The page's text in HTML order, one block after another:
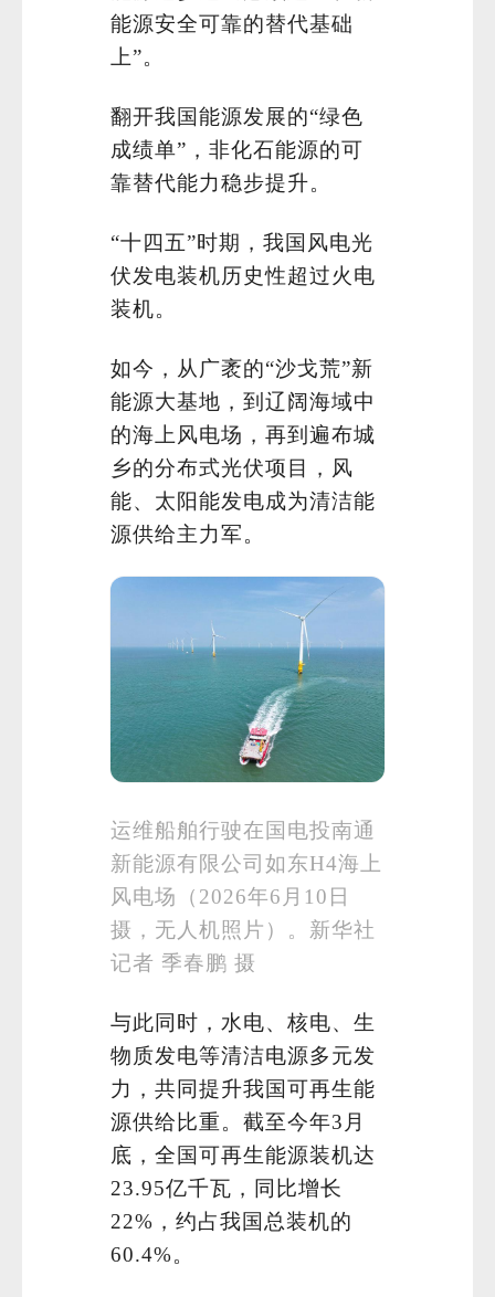
能源安全可靠的替代基础
上”。
翻开我国能源发展的“绿色
成绩单”，非化石能源的可
靠替代能力稳步提升。
“十四五”时期，我国风电光
伏发电装机历史性超过火电
装机。
如今，从广袤的“沙戈荒”新
能源大基地，到辽阔海域中
的海上风电场，再到遍布城
乡的分布式光伏项目，风
能、太阳能发电成为清洁能
源供给主力军。
运维船舶行驶在国电投南通
新能源有限公司如东H4海上
风电场（2026年6月10日
摄，无人机照片）。新华社
记者 季春鹏 摄
与此同时，水电、核电、生
物质发电等清洁电源多元发
力，共同提升我国可再生能
源供给比重。截至今年3月
底，全国可再生能源装机达
23.95亿千瓦，同比增长
22%，约占我国总装机的
60.4%。